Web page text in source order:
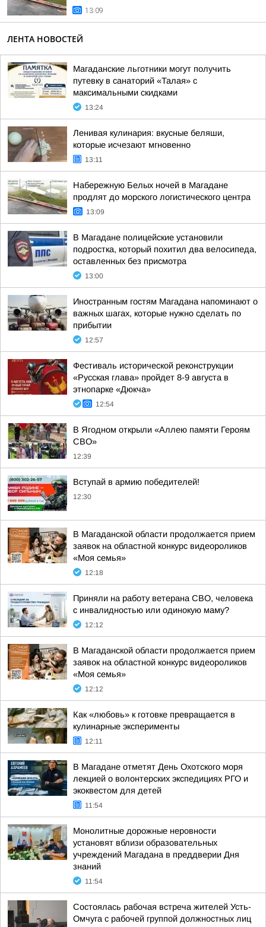
13:09
ЛЕНТА НОВОСТЕЙ
Магаданские льготники могут получить
путевку в санаторий «Талая» с
максимальными скидками
13:24
Ленивая кулинария: вкусные беляши,
которые исчезают мгновенно
13:11
Набережную Белых ночей в Магадане
продлят до морского логистического центра
13:09
В Магадане полицейские установили
подростка, который похитил два велосипеда,
оставленных без присмотра
13:00
Иностранным гостям Магадана напоминают о
важных шагах, которые нужно сделать по
прибытии
12:57
Фестиваль исторической реконструкции
«Русская глава» пройдет 8-9 августа в
этнопарке «Дюкча»
12:54
В Ягодном открыли «Аллею памяти Героям
СВО»
12:39
Вступай в армию победителей!
12:30
В Магаданской области продолжается прием
заявок на областной конкурс видеороликов
«Моя семья»
12:18
Приняли на работу ветерана СВО, человека
с инвалидностью или одинокую маму?
12:12
В Магаданской области продолжается прием
заявок на областной конкурс видеороликов
«Моя семья»
12:12
Как «любовь» к готовке превращается в
кулинарные эксперименты
12:11
В Магадане отметят День Охотского моря
лекцией о волонтерских экспедициях РГО и
экоквестом для детей
11:54
Монолитные дорожные неровности
установят вблизи образовательных
учреждений Магадана в преддверии Дня
знаний
11:54
Состоялась рабочая встреча жителей Усть-
Омчуга с рабочей группой должностных лиц